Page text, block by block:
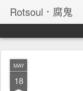
Rotsoul．腐鬼
MAY
18